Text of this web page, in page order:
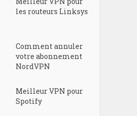
les routeurs Linksys
Comment annuler
votre abonnement
NordVPN
Meilleur VPN pour
Spotify